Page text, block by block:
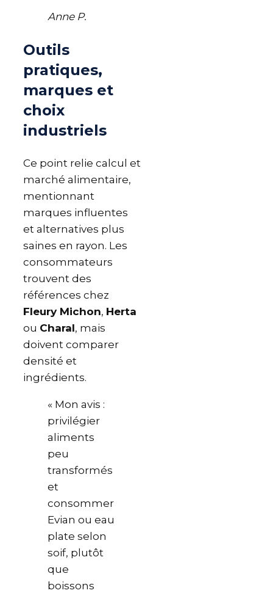
Anne P.
Outils
pratiques,
marques et
choix
industriels
Ce point relie calcul et
marché alimentaire,
mentionnant
marques influentes
et alternatives plus
saines en rayon. Les
consommateurs
trouvent des
références chez
Fleury Michon, Herta
ou Charal, mais
doivent comparer
densité et
ingrédients.
« Mon avis :
privilégier
aliments
peu
transformés
et
consommer
Evian ou eau
plate selon
soif, plutôt
que
boissons